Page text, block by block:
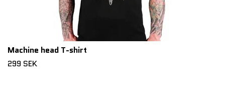
Machine head T-shirt
299 SEK